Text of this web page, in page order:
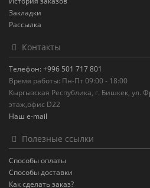
Закладки
Рассылка
Контакты
Телефон: +996 501 717 801
Время работы: Пн-Пт 09:00 - 18:00
Кыргызская Республика, г. Бишкек, ул.
этаж,офис D22
Наш e-mail
Полезные ссылки
Способы оплаты
Способы доставки
Как сделать заказ?